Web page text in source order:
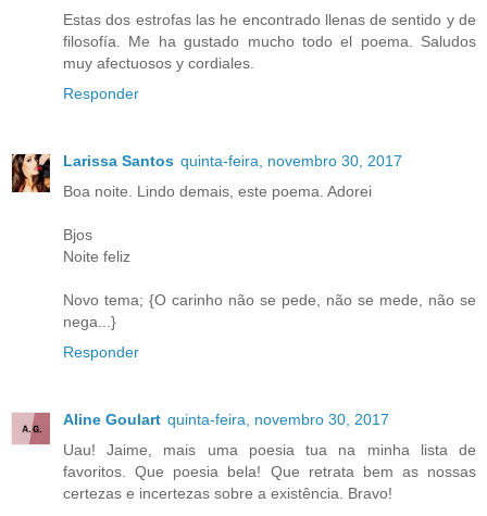
Estas dos estrofas las he encontrado llenas de sentido y de
filosofía. Me ha gustado mucho todo el poema. Saludos
muy afectuosos y cordiales.
Responder
Larissa Santos quinta-feira, novembro 30, 2017
Boa noite. Lindo demais, este poema. Adorei
Bjos
Noite feliz
Novo tema; {O carinho não se pede, não se mede, não se
nega...}
Responder
Aline Goulart quinta-feira, novembro 30, 2017
Uau! Jaime, mais uma poesia tua na minha lista de
favoritos. Que poesia bela! Que retrata bem as nossas
certezas e incertezas sobre a existência. Bravo!